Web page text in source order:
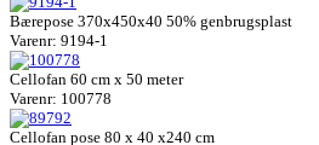
Bærepose 370x450x40 50% genbrugsplast
Varenr: 9194-1
Cellofan 60 cm x 50 meter
Varenr: 100778
Cellofan pose 80 x 40 x240 cm